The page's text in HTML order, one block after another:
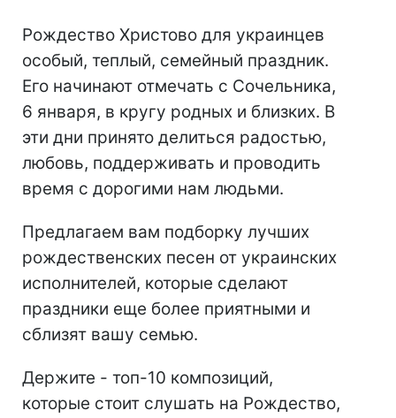
Рождество Христово для украинцев
особый, теплый, семейный праздник.
Его начинают отмечать с Сочельника,
6 января, в кругу родных и близких. В
эти дни принято делиться радостью,
любовь, поддерживать и проводить
время с дорогими нам людьми.
Предлагаем вам подборку лучших
рождественских песен от украинских
исполнителей, которые сделают
праздники еще более приятными и
сблизят вашу семью.
Держите - топ-10 композиций,
которые стоит слушать на Рождество,